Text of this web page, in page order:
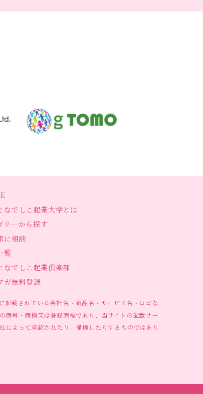
なでしこ起業大学とは
リ―から探す
に相談
覧
なでしこ起業倶楽部
ガ無料登録
記載されている会社名・商品名・サービス名・ロゴな
商号・商標又は登録商標であり、当サイトの記載サー
によって承認されたり、提携したりするものではあり